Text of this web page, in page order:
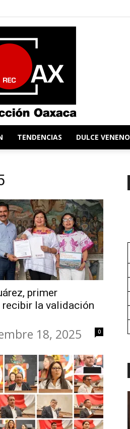
Oaxaca
TENDENCIAS DULCE VENENO
primer
la validación
18, 2025 0